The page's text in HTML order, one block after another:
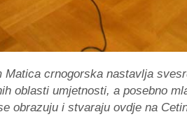
Matica crnogorska nastavlja
oblasti umjetnosti, a posebno
obrazuju i stvaraju ovdje na